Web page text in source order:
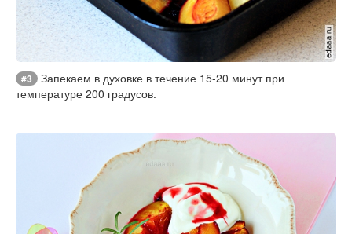
#3
Запекаем в духовке в течение 15-20 минут при
температуре 200 градусов.